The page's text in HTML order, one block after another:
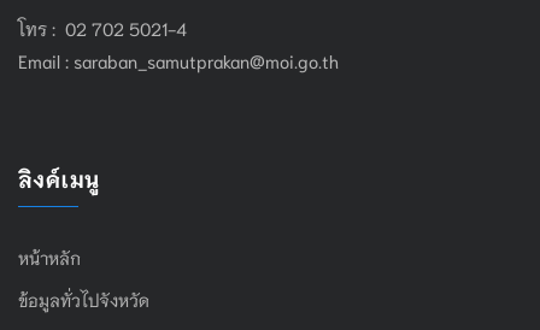
โทร : 02 702 5021-4
Email : saraban_samutprakan@moi.go.th
ลิงค์เมนู
หน้าหลัก
ข้อมูลทั่วไปจังหวัด